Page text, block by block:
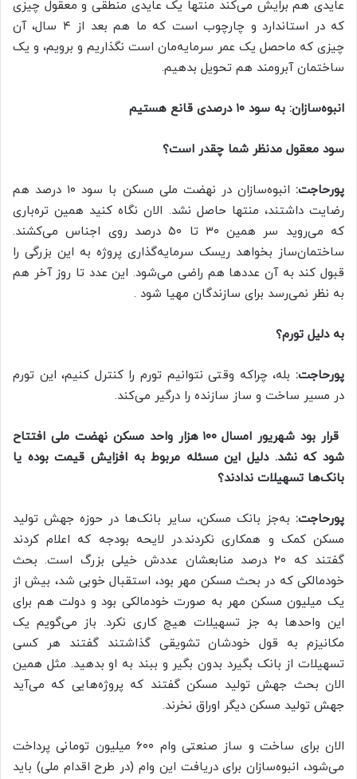
عایدی هم برایش می‌کند منتها یک عایدی منطقی و معقول چیزی
که در استاندارد و چارچوب است که ما هم بعد از ۴ سال، آن
چیزی که ماحصل یک عمر سرمایه‌مان است نگذاریم و برویم، و یک
ساختمان آبرومند هم تحویل بدهیم.
انبوه‌سازان: به سود ۱۰ درصدی قانع هستیم
سود معقول مدنظر شما چقدر است؟
پورحاجت:
انبوه‌سازان در نهضت ملی مسکن با سود ۱۰ درصد هم
رضایت داشتند، منتها حاصل نشد. الان نگاه کنید همین تره‌باری
که می‌روید سر همین ۳۰ تا ۵۰ درصد روی اجناس می‌کشند.
ساختمان‌ساز بخواهد ریسک سرمایه‌گذاری پروژه به این بزرگی را
قبول کند به آن عددها هم راضی می‌شود. این عدد تا روز آخر هم
به نظر نمی‌رسد برای سازندگان مهیا شود .
به دلیل تورم؟
پورحاجت: بله، چراکه وقتی نتوانیم تورم را کنترل کنیم، این تورم
در مسیر ساخت و ساز سازنده را درگیر می‌کند.
قرار بود شهریور امسال ۱۰۰ هزار واحد مسکن نهضت ملی افتتاح
شود که نشد. دلیل این مسئله مربوط به افزایش قیمت بوده یا
بانک‌ها تسهیلات ندادند؟
پورحاجت: به‌جز بانک مسکن، سایر بانک‌ها در حوزه جهش تولید
مسکن کمک و همکاری نکردند.در لایحه بودجه که اعلام کردند
گفتند که ۲۰ درصد منابعشان عددش خیلی بزرگ است. بحث
خودمالکی که در بحث مسکن مهر بود، استقبال خوبی شد، بیش از
یک میلیون مسکن مهر به صورت خودمالکی بود و دولت هم برای
این واحدها به جز تسهیلات هیچ کاری نکرد. باز می‌گویم یک
مکانیزم به قول خودشان تشویقی گذاشتند گفتند هر کسی
تسهیلات از بانک بگیرد بدون بگیر و ببند به او بدهید. مثل همین
الان بحث جهش تولید مسکن گفتند که پروژه‌هایی که می‌آید
جهش تولید مسکن دیگر اوراق نخرند.
الان برای ساخت و ساز صنعتی وام ۶۰۰ میلیون تومانی پرداخت
می‌شود، انبوه‌سازان برای دریافت این وام (در طرح اقدام ملی) باید